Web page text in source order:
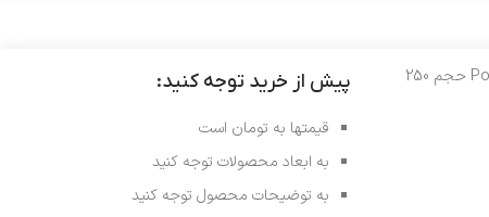
پولیش آنتی هلوگرام پولیتاپ رفلکس Polytop Reflex Anti-Hologram حجم 250 پیش از خرید توجه کنید:
قیمتها به تومان است
به ابعاد محصولات توجه کنید
به توضیحات محصول توجه کنید